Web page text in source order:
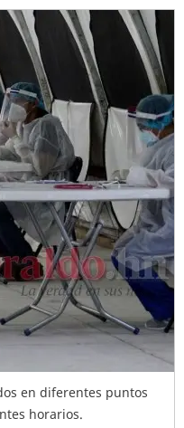
en diferentes puntos
horarios.